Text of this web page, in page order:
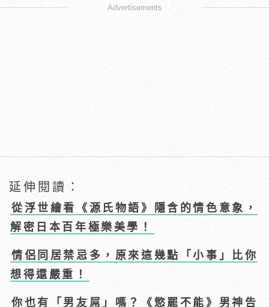
Advertisements
延伸閱讀：
從浮世繪看《源氏物語》隱含的情色意象，
解密日本百年極樂美學！
情侶同居禁忌多，原來這幾點「小事」比你
想得還嚴重！
你也有「男友屌」嗎？《慾罷不能》男神告